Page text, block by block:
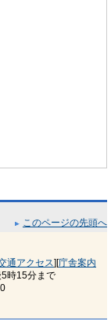
このページの先頭へ
通アクセス][庁舎案内
時15分まで